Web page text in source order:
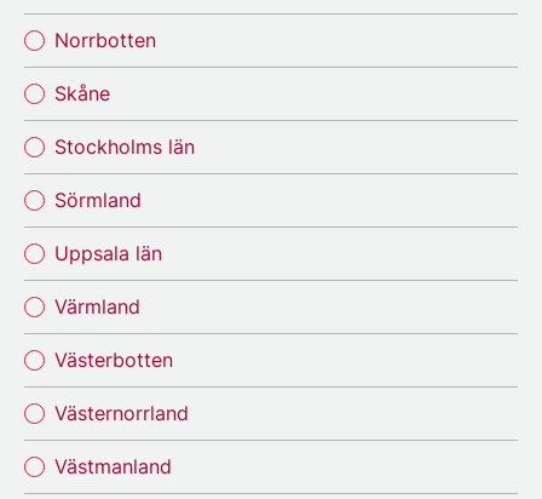
Norrbotten
Skåne
Stockholms län
Sörmland
Uppsala län
Värmland
Västerbotten
Västernorrland
Västmanland